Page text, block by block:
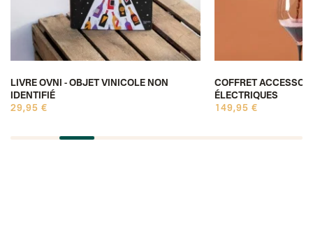
LIVRE OVNI - OBJET VINICOLE NON
IDENTIFIÉ
29,95 €
COFFRET
ÉLECTRIQUES
149,95 €